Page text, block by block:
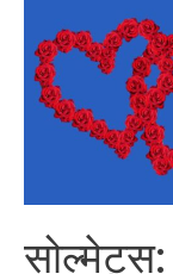
कनैक्शन
(Soulmates:
Twin
Flame
Connection)